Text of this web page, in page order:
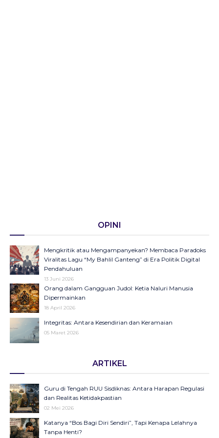
OPINI
Mengkritik atau Mengampanyekan? Membaca Paradoks
Viralitas Lagu “My Bahlil Ganteng” di Era Politik Digital
Pendahuluan
13 Juni 2026
Orang dalam Gangguan Judol: Ketia Naluri Manusia
Dipermainkan
18 April 2026
Integritas: Antara Kesendirian dan Keramaian
05 Maret 2026
Panggung Radio Serta Podcast sebagai Seruan Kesehatan
23 Desember 2025
Objektifikasi di Balik Fenomena Akun ‘UIN WS Cantik’ dan
Makna Strategis dan Transformasi Hari Santri Nasional
ARTIKEL
Guru di Tengah RUU Sisdiknas: Antara Harapan Regulasi
dan Realitas Ketidakpastian
02 Mei 2026
Katanya “Bos Bagi Diri Sendiri”, Tapi Kenapa Lelahnya
Tanpa Henti?